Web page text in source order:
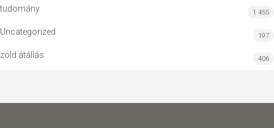
tudomány 1 455
Uncategorized 197
zöld átállás 406